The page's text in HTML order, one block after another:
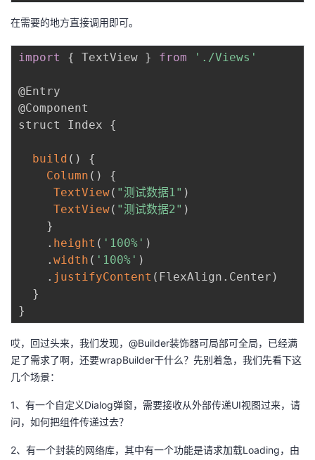
堂
课
的
我
我
术
云
在需要的地方直接调用即可。
import { TextView } from './Views'
@Entry
@Component
struct Index {
build ( )
{
Column ( )
{
TextView( "测试数据1" )
TextView( "测试数据2" )
}
. height ( '100%' )
. width ( '100%' )
. justifyContent ( FlexAlign . Center )
}
}
哎，回过头来，我们发现，@Builder装饰器可局部可全局，已经满
足了需求了啊，还要wrapBuilder干什么？先别着急，我们先看下这
几个场景：
1、有一个自定义Dialog弹窗，需要接收从外部传递UI视图过来，请
问，如何把组件传递过去？
2、有一个封装的网络库，其中有一个功能是请求加载Loading，由